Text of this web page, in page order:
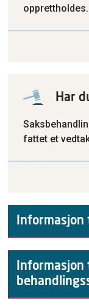
opprettholdes.
Har
fattet et